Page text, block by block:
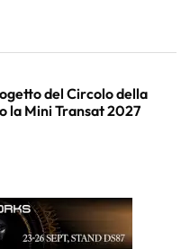
del Circolo della
la Mini Transat 2027